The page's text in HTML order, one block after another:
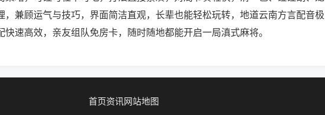
，兼顾运气与技巧，界面简洁直观，长辈也能轻松玩转，地道云南方言配音极
快速高效，亲友组队免房卡，随时随地都能开启一局滇式麻将。
首页资讯网站地图